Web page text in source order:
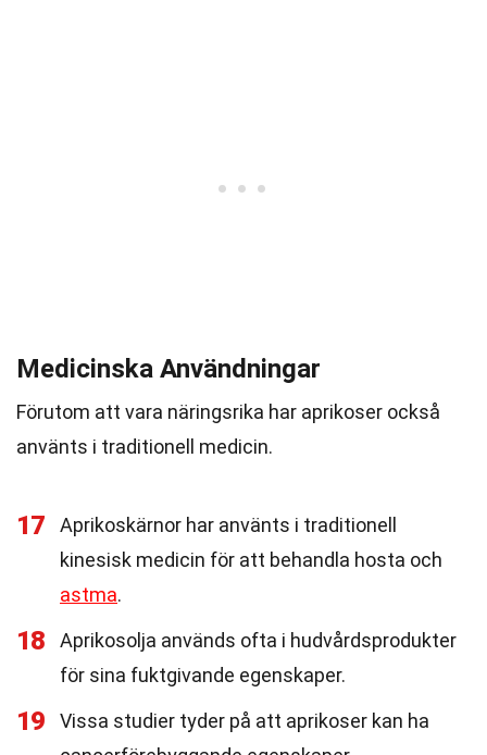
Medicinska Användningar
Förutom att vara näringsrika har aprikoser också
använts i traditionell medicin.
17
Aprikoskärnor har använts i traditionell
kinesisk medicin för att behandla hosta och
astma.
18
Aprikosolja används ofta i hudvårdsprodukter
för sina fuktgivande egenskaper.
19
Vissa studier tyder på att aprikoser kan ha